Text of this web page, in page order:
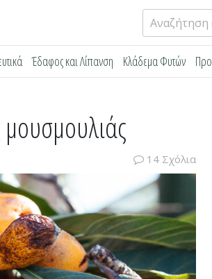
Αναζήτηση
για:
Έδαφος και Λίπανση Κλάδεμα Φυτών
μουσμουλιάς
14 Σχόλια